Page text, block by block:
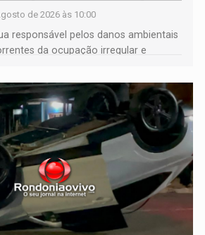
de 2026 às 10:00
responsável pelos danos ambientais
da ocupação irregular e